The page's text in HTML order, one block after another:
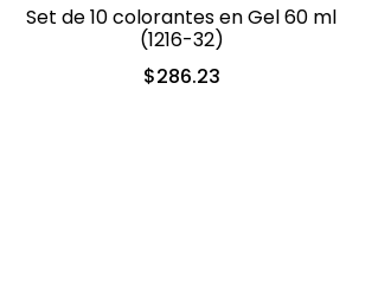
Set de 10 colorantes en Gel 60 ml
(1216-32)
$286.23